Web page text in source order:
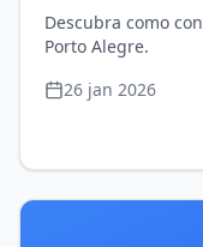
Descubra como
Porto Alegre.
26 jan 2026